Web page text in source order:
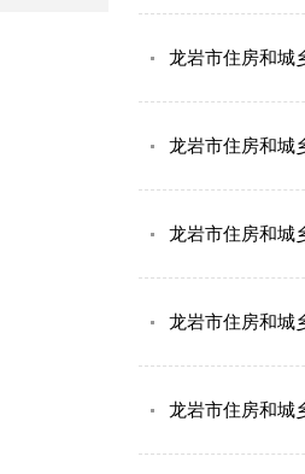
龙岩市住房和城
龙岩市住房和城
龙岩市住房和城
龙岩市住房和城
龙岩市住房和城